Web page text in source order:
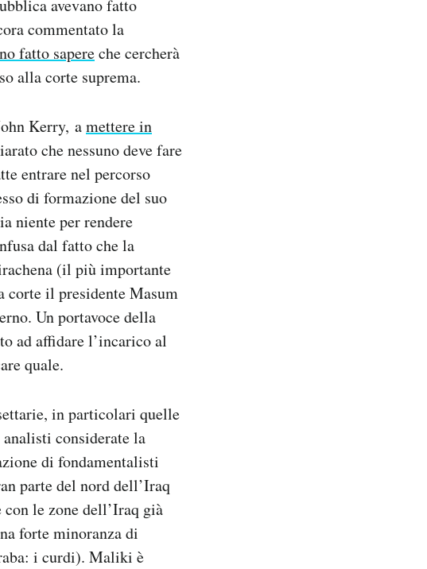
avevano fatto
commentato la
fatto sapereche cercherà
alla corte suprema.
Kerry, amettere in
che nessuno deve fare
entrare nel percorso
di formazione del suo
niente per rendere
dal fatto che la
(il più importante
corte il presidente Masum
Un portavoce della
ad affidare l’incarico al
quale.
in particolari quelle
considerate la
di fondamentalisti
parte del nord dell’Iraq
le zone dell’Iraq già
forte minoranza di
i curdi). Maliki è